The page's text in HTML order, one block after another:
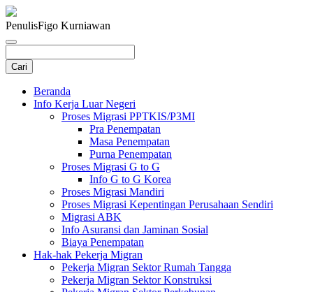
PenulisFigo Kurniawan
Beranda
Info Kerja Luar Negeri
Proses Migrasi PPTKIS/P3MI
Pra Penempatan
Masa Penempatan
Purna Penempatan
Proses Migrasi G to G
Info G to G Korea
Proses Migrasi Mandiri
Proses Migrasi Kepentingan Perusahaan Sendiri
Migrasi ABK
Info Asuransi dan Jaminan Sosial
Biaya Penempatan
Hak-hak Pekerja Migran
Pekerja Migran Sektor Rumah Tangga
Pekerja Migran Sektor Konstruksi